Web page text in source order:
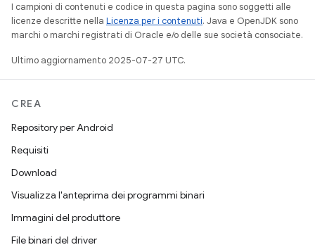
I campioni di contenuti e codice in questa pagina sono soggetti alle
licenze descritte nella Licenza per i contenuti. Java e OpenJDK sono
marchi o marchi registrati di Oracle e/o delle sue società consociate.
Ultimo aggiornamento 2025-07-27 UTC.
CREA
Repository per Android
Requisiti
Download
Visualizza l'anteprima dei programmi binari
Immagini del produttore
File binari del driver